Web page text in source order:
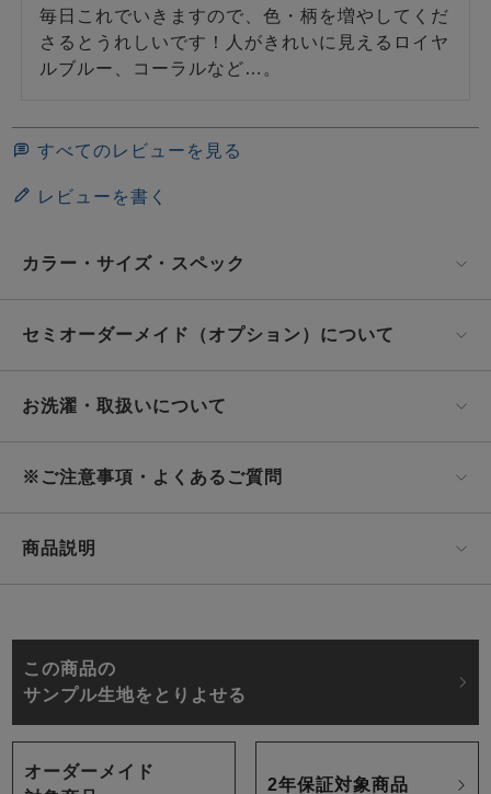
毎日これでいきますので、色・柄を増やしてくだ
さるとうれしいです！人がきれいに見えるロイヤ
ルブルー、コーラルなど…。
すべてのレビューを見る
レビューを書く
カラー・サイズ・スペック
セミオーダーメイド（オプション）について
お洗濯・取扱いについて
※ご注意事項・よくあるご質問
商品説明
この商品の
サンプル生地をとりよせる
オーダーメイド
2年保証対象商品